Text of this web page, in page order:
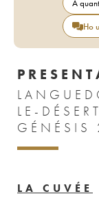
A
Ho
LE-
GÉNÉSIS
LA CUVÉE